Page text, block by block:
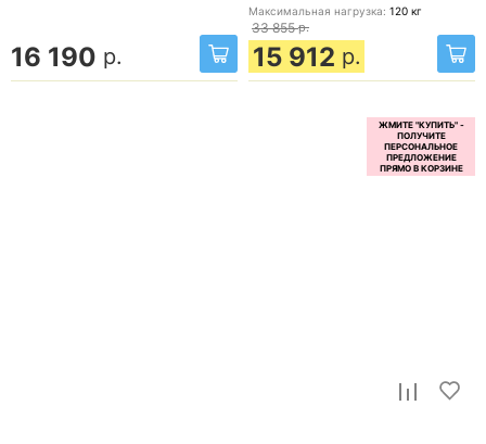
16 190 р.
Максимальная нагрузка: 120 кг
33 855 р.
15 912 р.